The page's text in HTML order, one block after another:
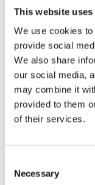
This website
We use cookies
provide social
We also share
our social media,
may combine it
provided to them
of their services.
Selection
Necessary
Vigdis Hjorth
trąbka
Carl Frode
Wydawnictwo
Merete Junker
uczynków